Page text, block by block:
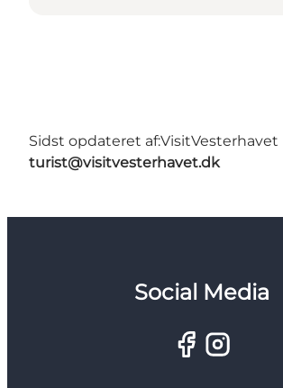
Sidst opdateret af:VisitVesterhavet
turist@visitvesterhavet.dk
Social Media